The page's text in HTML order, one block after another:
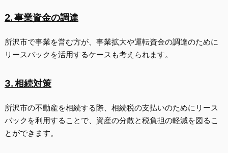
2. 事業資金の調達
所沢市で事業を営む方が、事業拡大や運転資金の調達のために
リースバックを活用するケースも考えられます。
3. 相続対策
所沢市の不動産を相続する際、相続税の支払いのためにリース
バックを利用することで、資産の分散と税負担の軽減を図るこ
とができます。